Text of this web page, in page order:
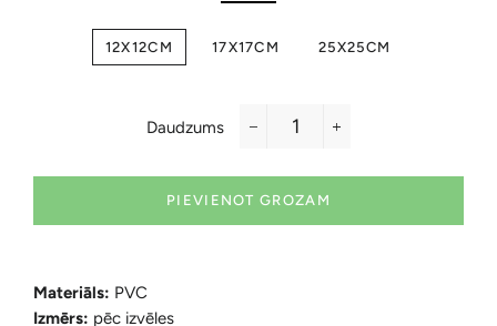
12X12CM 17X17CM 25X25CM
Daudzums
PIEVIENOT GROZAM
Materiāls: PVC
Izmērs: pēc izvēles